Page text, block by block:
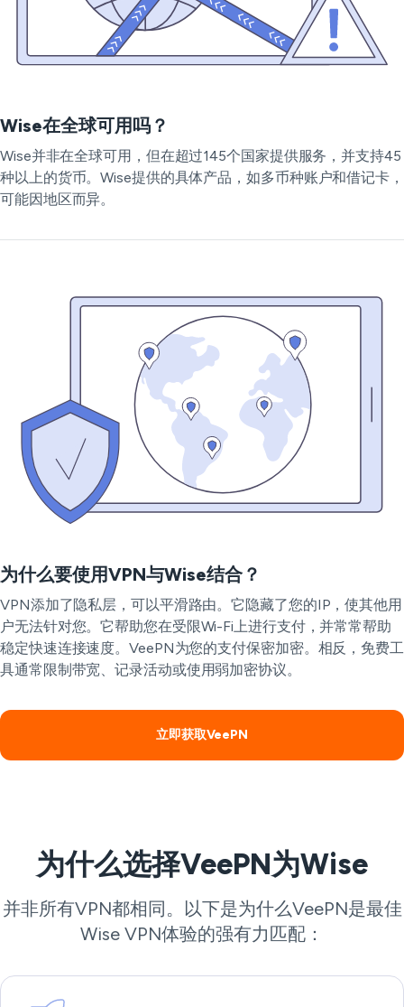
Wise在全球可用吗？
Wise并非在全球可用，但在超过145个国家提供服务，并支持45
种以上的货币。Wise提供的具体产品，如多币种账户和借记卡，
可能因地区而异。
为什么要使用VPN与Wise结合？
VPN添加了隐私层，可以平滑路由。它隐藏了您的IP，使其他用
户无法针对您。它帮助您在受限Wi-Fi上进行支付，并常常帮助
稳定快速连接速度。VeePN为您的支付保密加密。相反，免费工
具通常限制带宽、记录活动或使用弱加密协议。
立即获取VeePN
为什么选择VeePN为Wise
并非所有VPN都相同。以下是为什么VeePN是最佳
Wise VPN体验的强有力匹配：